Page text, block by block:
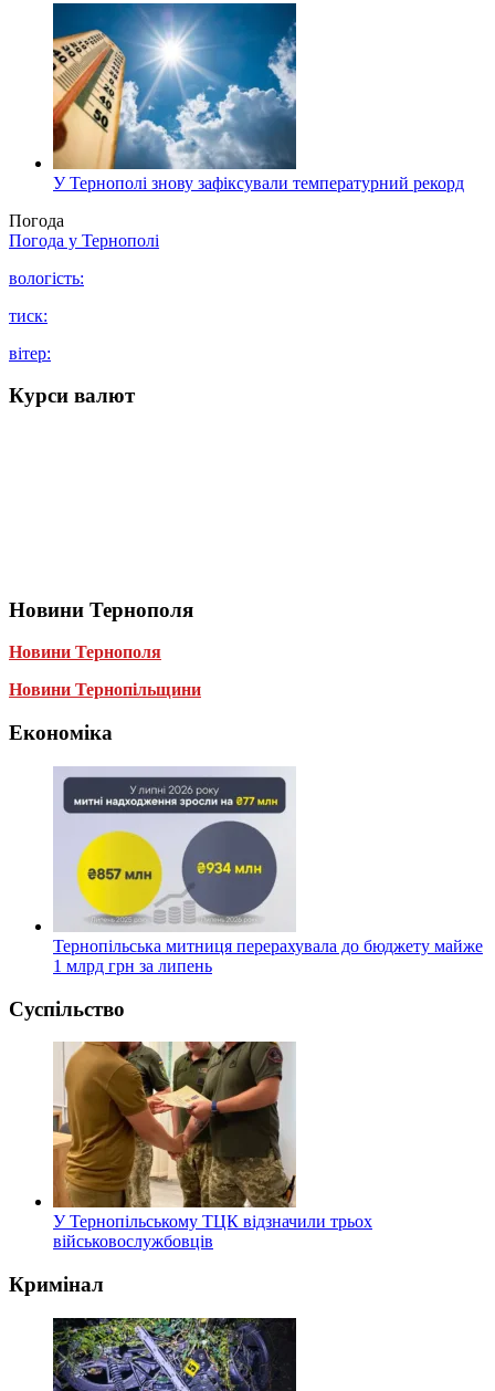
У Тернополі знову зафіксували температурний рекорд
Погода
Погода у Тернополі
вологість:
тиск:
вітер:
Курси валют
Новини Тернополя
Новини Тернополя
Новини Тернопільщини
Економіка
Тернопільська митниця перерахувала до бюджету майже
1 млрд грн за липень
Суспільство
У Тернопільському ТЦК відзначили трьох
військовослужбовців
Кримінал